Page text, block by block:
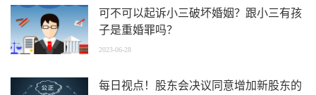
可不可以起诉小三破坏婚姻？跟小三有孩
子是重婚罪吗？
2023-06-28
每日视点！股东会决议同意增加新股东的